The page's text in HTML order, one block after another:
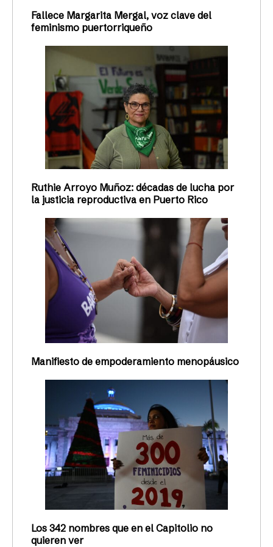
Fallece Margarita Mergal, voz clave del
feminismo puertorriqueño
Ruthie Arroyo Muñoz: décadas de lucha por
la justicia reproductiva en Puerto Rico
Manifiesto de empoderamiento menopáusico
Los 342 nombres que en el Capitolio no
quieren ver